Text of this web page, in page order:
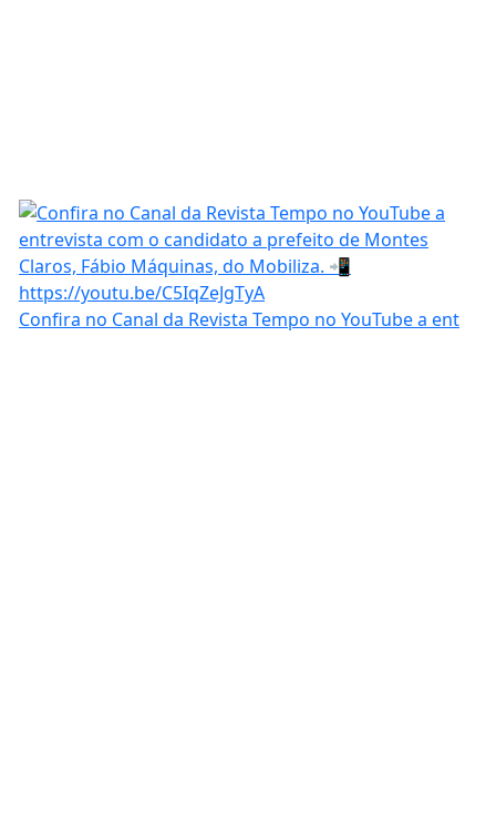
Confira no Canal da Revista Tempo no YouTube a ent